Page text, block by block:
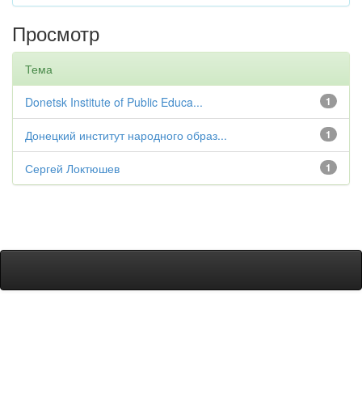
Просмотр
Тема
1
Donetsk Institute of Public Educa...
1
Донецкий институт народного образ...
1
Сергей Локтюшев